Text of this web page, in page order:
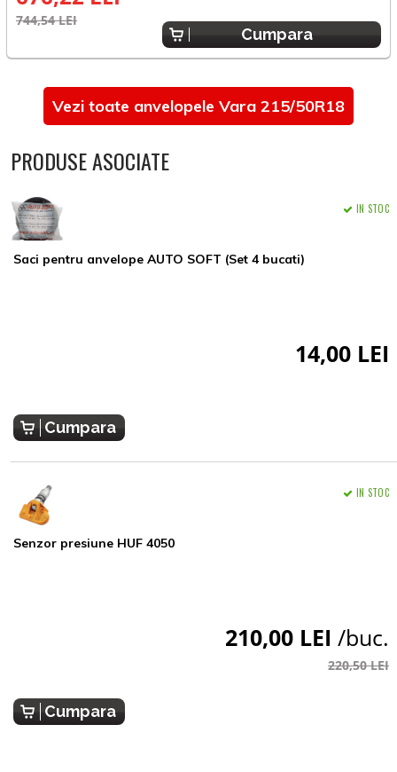
744,54 LEI
Cumpara
Vezi toate anvelopele Vara 215/50R18
PRODUSE ASOCIATE
Saci pentru anvelope AUTO SOFT (Set 4 bucati)
IN STOC
14,00 LEI
Cumpara
Senzor presiune HUF 4050
IN STOC
210,00 LEI /buc.
220,50 LEI
Cumpara